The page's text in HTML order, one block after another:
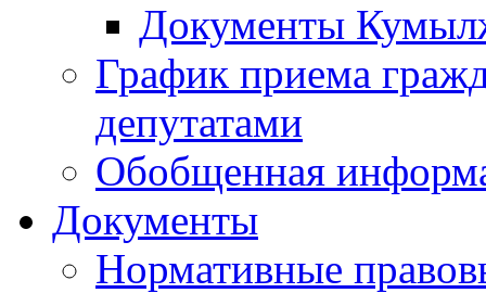
Документы
График приема
депутатами
Обобщенная
Документы
Нормативные